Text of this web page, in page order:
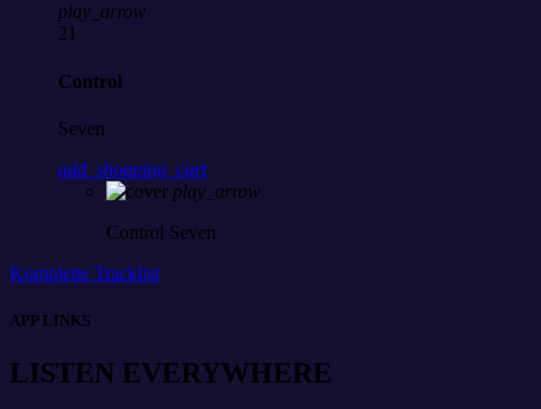
play_arrow
21
Control
Seven
add_shopping_cart
play_arrow
Control Seven
Komplette Tracklist
APP LINKS
LISTEN EVERYWHERE